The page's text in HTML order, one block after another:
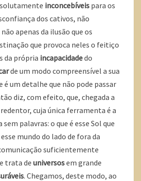
inconcebíveis para os
dos cativos, não
apenas da ilusão que os
que provoca neles o feitiço
da própria incapacidadedo
de um modo compreensível a sua
é um detalhe que não pode passar
diz, com efeito, que, chegada a
cuja única ferramenta é a
palavras: o que é esse Sol que
mundo do lado de fora da
suficientemente
trata de universosem grande
. Chegamos, deste modo, ao